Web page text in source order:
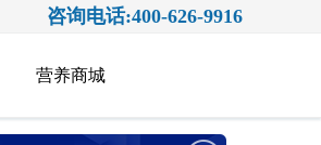
咨询电话:400-626-9916
营养商城